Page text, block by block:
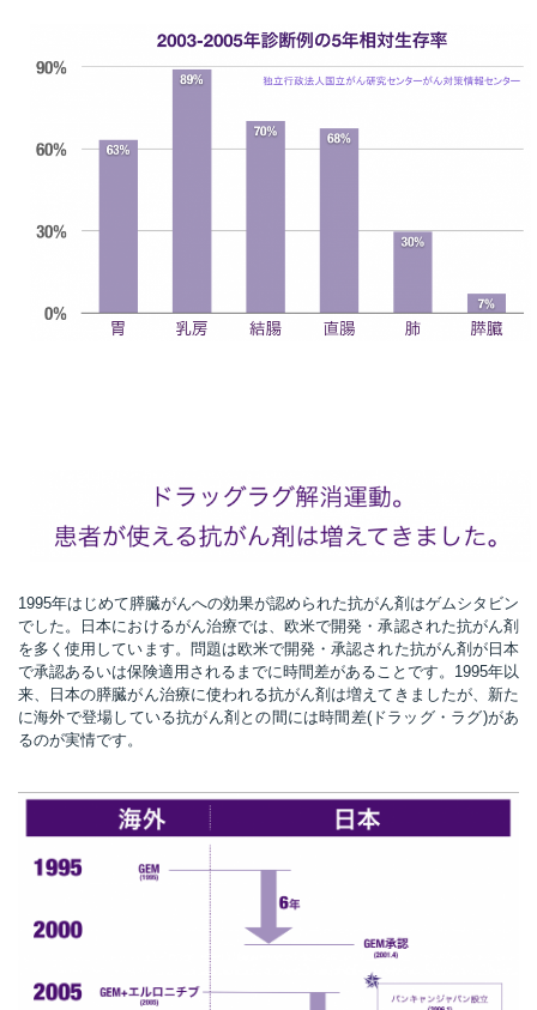
1995年はじめて膵臓がんへの効果が認められた抗がん剤はゲムシタビン
でした。日本におけるがん治療では、欧米で開発・承認された抗がん剤
を多く使用しています。問題は欧米で開発・承認された抗がん剤が日本
で承認あるいは保険適用されるまでに時間差があることです。1995年以
来、日本の膵臓がん治療に使われる抗がん剤は増えてきましたが、新た
に海外で登場している抗がん剤との間には時間差(ドラッグ・ラグ)があ
るのが実情です。